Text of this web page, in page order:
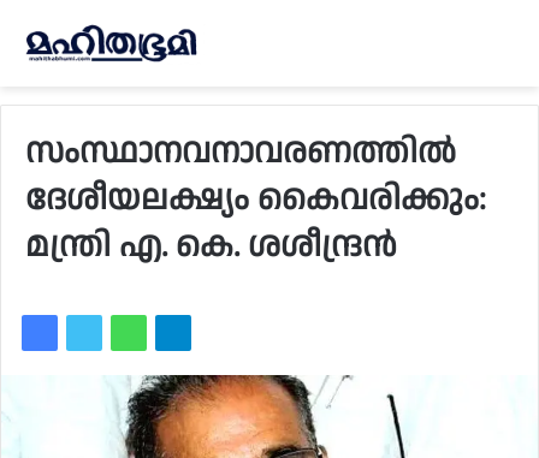
സംസ്ഥാനവനാവരണത്തിൽ
ദേശീയലക്ഷ്യം കൈവരിക്കും:
മന്ത്രി എ. കെ. ശശീന്ദ്രൻ